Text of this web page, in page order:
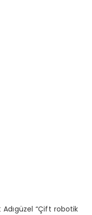
“Çift robotik